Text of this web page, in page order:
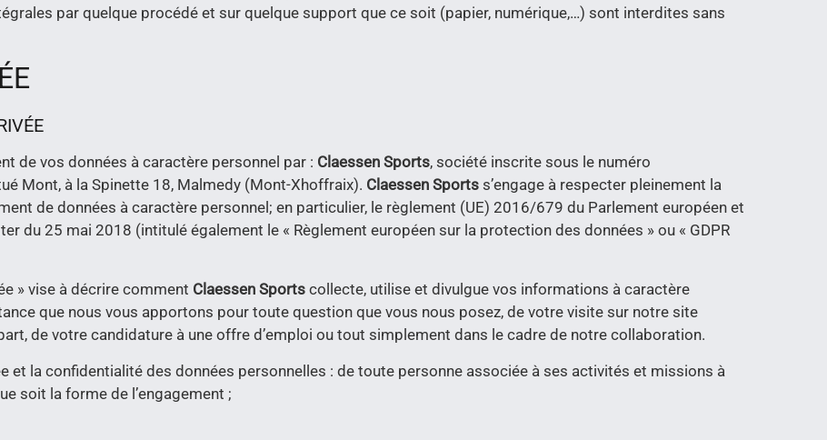
par quelque procédé et sur quelque support que ce soit (papier, numérique,…) sont interdites sans
de vos données à caractère personnel par : Claessen Sports, société inscrite sous le numéro
Mont, à la Spinette 18, Malmedy (Mont-Xhoffraix). Claessen Sports s’engage à respecter pleinement la
de données à caractère personnel; en particulier, le règlement (UE) 2016/679 du Parlement européen et
du 25 mai 2018 (intitulé également le « Règlement européen sur la protection des données » ou « GDPR
» vise à décrire comment Claessen Sports collecte, utilise et divulgue vos informations à caractère
que nous vous apportons pour toute question que vous nous posez, de votre visite sur notre site
de votre candidature à une offre d’emploi ou tout simplement dans le cadre de notre collaboration.
et la confidentialité des données personnelles : de toute personne associée à ses activités et missions à
soit la forme de l’engagement ;